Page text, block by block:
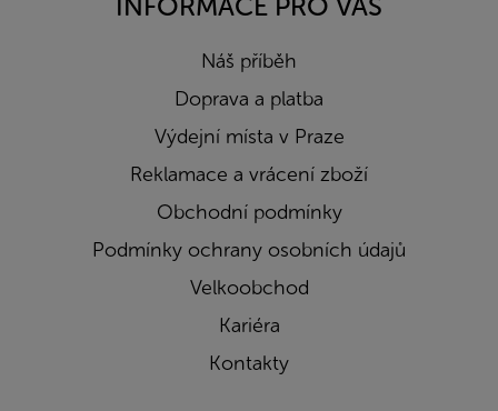
Náš příběh
Doprava a platba
Výdejní místa v Praze
Reklamace a vrácení zboží
Obchodní podmínky
Podmínky ochrany osobních údajů
Velkoobchod
Kariéra
Kontakty